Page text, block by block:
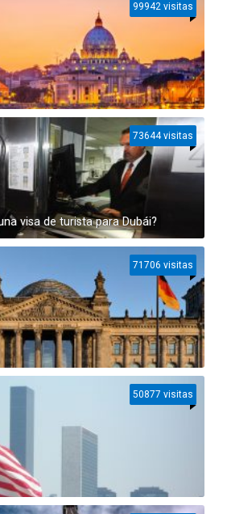
99942 visitas
visa de turista para Dubái?
73644 visitas
71706 visitas
50877 visitas